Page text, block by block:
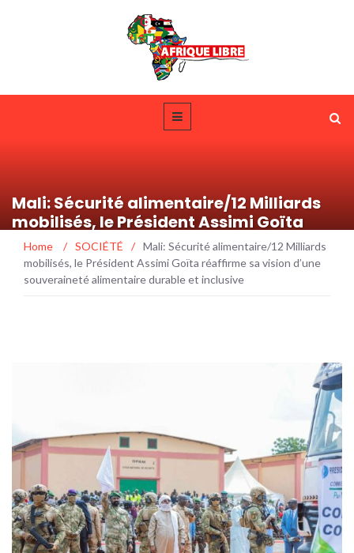
Mali: Sécurité alimentaire/12 Milliards
mobilisés, le Président Assimi Goïta
réaffirme sa vision d’une souveraineté
alimentaire durable et inclusive
Home / SOCIÉTÉ / Mali: Sécurité alimentaire/12 Milliards
mobilisés, le Président Assimi Goïta réaffirme sa vision d’une
souveraineté alimentaire durable et inclusive